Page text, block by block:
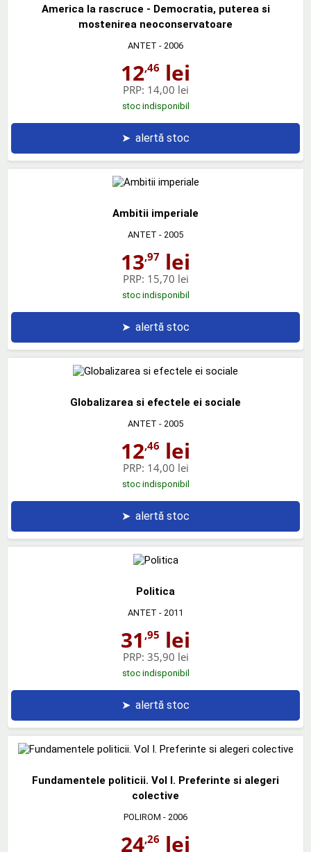
America la rascruce - Democratia, puterea si
mostenirea neoconservatoare
ANTET - 2006
12,46 lei
PRP: 14,00 lei
stoc indisponibil
➤ alertă stoc
Ambitii imperiale
ANTET - 2005
13,97 lei
PRP: 15,70 lei
stoc indisponibil
➤ alertă stoc
Globalizarea si efectele ei sociale
ANTET - 2005
12,46 lei
PRP: 14,00 lei
stoc indisponibil
➤ alertă stoc
Politica
ANTET - 2011
31 ,95 lei
PRP: 35,90 lei
stoc indisponibil
➤ alertă stoc
Fundamentele politicii. Vol I. Preferinte si alegeri
colective
POLIROM - 2006
24,26 lei